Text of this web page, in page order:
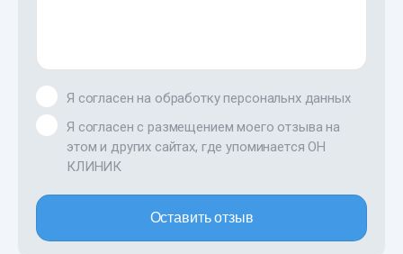
Я согласен на обработку персональнх данных
Я согласен с размещением моего отзыва на
этом и других сайтах, где упоминается ОН
КЛИНИК
Оставить отзыв